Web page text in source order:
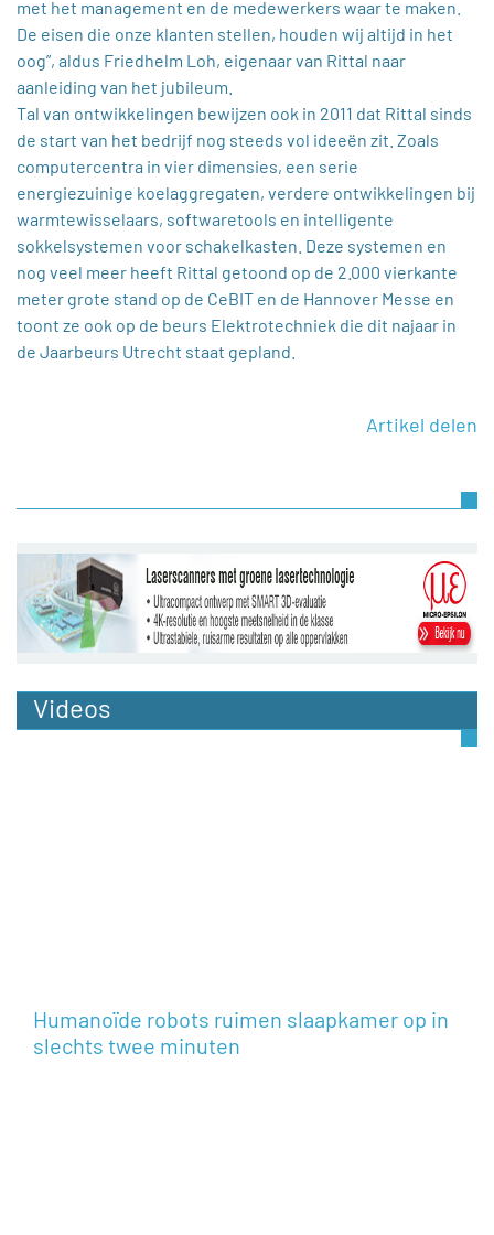
met het management en de medewerkers waar te maken.
De eisen die onze klanten stellen, houden wij altijd in het
oog”, aldus Friedhelm Loh, eigenaar van Rittal naar
aanleiding van het jubileum.
Tal van ontwikkelingen bewijzen ook in 2011 dat Rittal sinds
de start van het bedrijf nog steeds vol ideeën zit. Zoals
computercentra in vier dimensies, een serie
energiezuinige koelaggregaten, verdere ontwikkelingen bij
warmtewisselaars, softwaretools en intelligente
sokkelsystemen voor schakelkasten. Deze systemen en
nog veel meer heeft Rittal getoond op de 2.000 vierkante
meter grote stand op de CeBIT en de Hannover Messe en
toont ze ook op de beurs Elektrotechniek die dit najaar in
de Jaarbeurs Utrecht staat gepland.
Artikel delen
Videos
Humanoïde robots ruimen slaapkamer op in
slechts twee minuten